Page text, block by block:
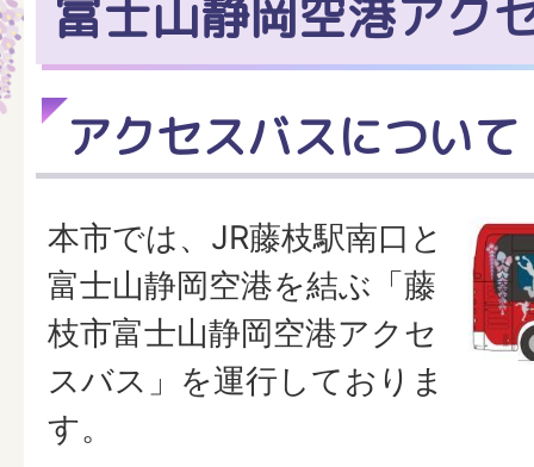
富士山静岡空港アク
アクセスバスについて
本市では、JR藤枝駅南口と
富士山静岡空港を結ぶ「藤
枝市富士山静岡空港アクセ
スバス」を運行しておりま
す。